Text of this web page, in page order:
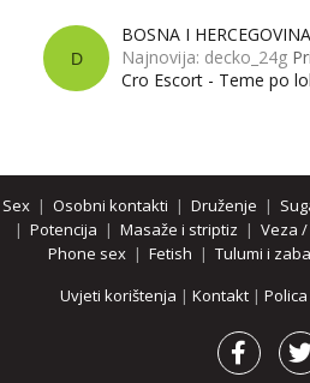
D
BOSNA I
Najnovija: decko_24g
Cro Escort - Teme po
Sex| Osobni kontakti | Druženje |
| Potencija | Masaže i striptiz | Veza
Phone sex| Fetish | Tulumi i
Uvjeti korištenja | Kontakt |